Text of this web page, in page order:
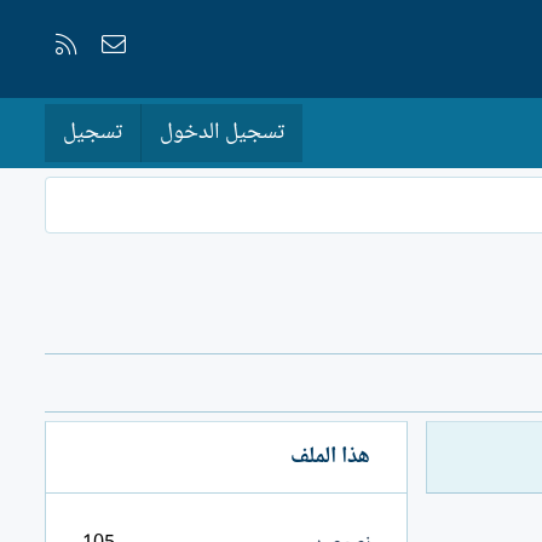
إتصل بنا
تسجيل الدخول تسجيل
هذا الملف